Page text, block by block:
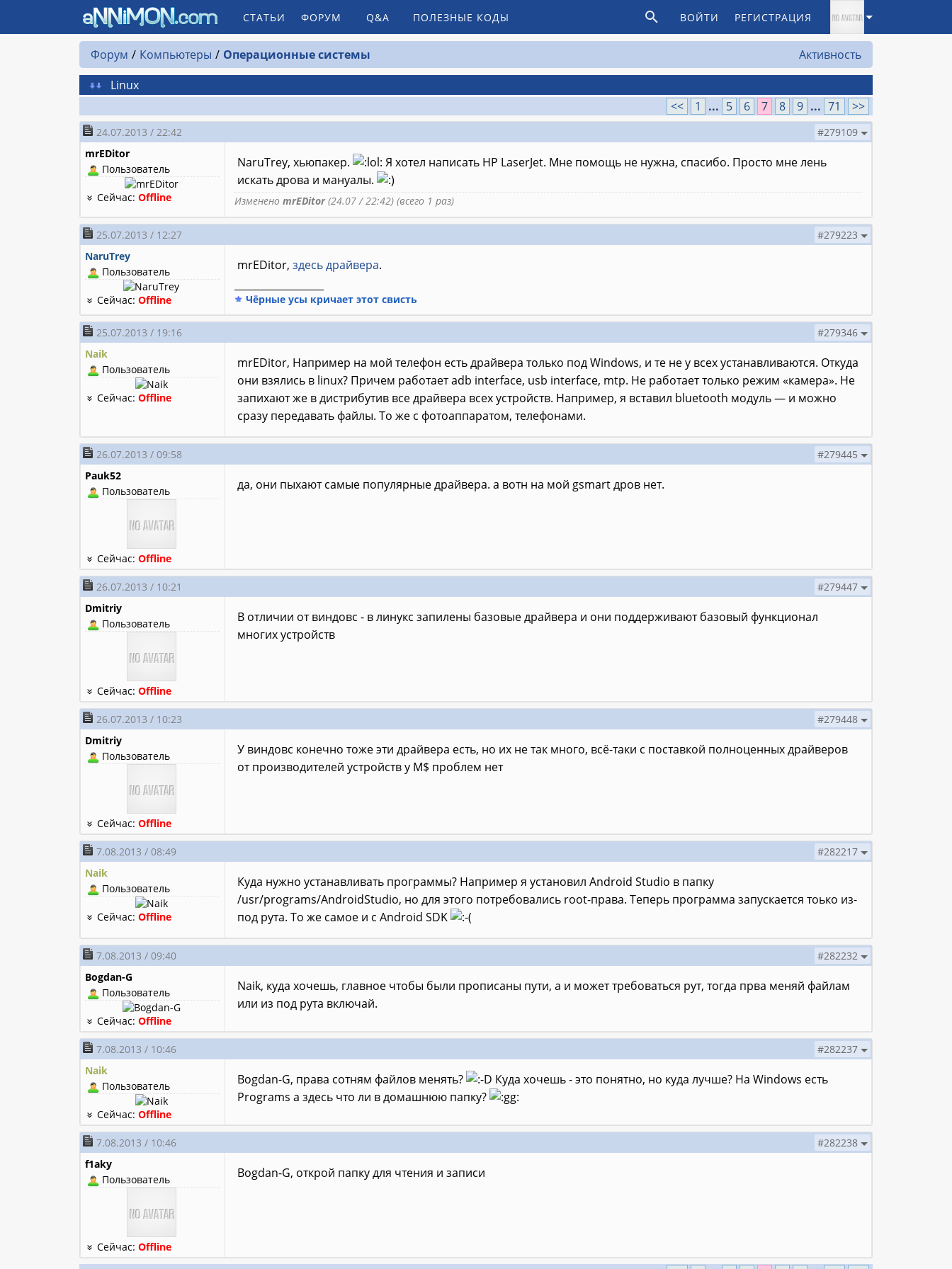
СТАТЬИ ФОРУМ Q&A ПОЛЕЗНЫЕ КОДЫ ВОЙТИ РЕГИСТРАЦИЯ
Форум Компьютеры Операционные системы
Активность
Linux
<<
1 ... 5 6 7 8 9 ... 71 >>
24.07.2013 / 22:42
#279109
mrEDitor
Пользователь
Сейчас:Offline
NaruTrey, хьюпакер.
Я хотел написать HP LaserJet. Мне помощь не нужна, спасибо. Просто мне лень
искать дрова и мануалы.
Изменено mrEDitor(24.07 / 22:42) (всего 1 раз)
25.07.2013 / 12:27
#279223
NaruTrey
Пользователь
Сейчас:Offline
mrEDitor, здесь драйвера.
Чёрные усы кричает этот свисть
25.07.2013 / 19:16
#279346
Naik
Пользователь
Сейчас:Offline
mrEDitor, Например на мой телефон есть драйвера только под Windows, и те не у всех устанавливаются. Откуда
они взялись в linux? Причем работает adb interface, usb interface, mtp. Не работает только режим «камера». Не
запихают же в дистрибутив все драйвера всех устройств. Например, я вставил bluetooth модуль — и можно
сразу передавать файлы. То же с фотоаппаратом, телефонами.
26.07.2013 / 09:58
#279445
Pauk52
Пользователь
Сейчас:Offline
да, они пыхают самые популярные драйвера. а вотн на мой gsmart дров нет.
26.07.2013 / 10:21
#279447
Dmitriy
Пользователь
Сейчас:Offline
В отличии от виндовс - в линукс запилены базовые драйвера и они поддерживают базовый функционал
многих устройств
26.07.2013 / 10:23
#279448
Dmitriy
Пользователь
Сейчас:Offline
У виндовс конечно тоже эти драйвера есть, но их не так много, всё-таки с поставкой полноценных драйверов
от производителей устройств у M$ проблем нет
7.08.2013 / 08:49
#282217
Naik
Пользователь
Сейчас:Offline
Куда нужно устанавливать программы? Например я установил Android Studio в папку
/usr/programs/AndroidStudio, но для этого потребовались root-права. Теперь программа запускается тоько из-
под рута. То же самое и с Android SDK
7.08.2013 / 09:40
#282232
Bogdan-G
Пользователь
Сейчас:Offline
Naik, куда хочешь, главное чтобы были прописаны пути, а и может требоваться рут, тогда прва меняй файлам
или из под рута включай.
7.08.2013 / 10:46
#282237
Naik
Пользователь
Сейчас:Offline
Bogdan-G, права сотням файлов менять?
Куда хочешь - это понятно, но куда лучше? На Windows есть
Programs а здесь что ли в домашнюю папку?
7.08.2013 / 10:46
#282238
f1aky
Пользователь
Сейчас:Offline
Bogdan-G, открой папку для чтения и записи